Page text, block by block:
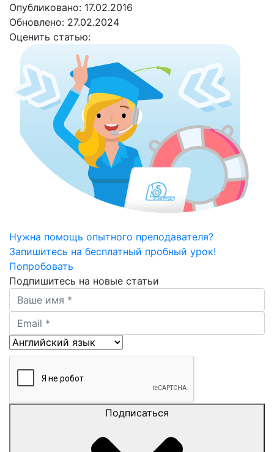
Опубликовано: 17.02.2016
Обновлено: 27.02.2024
Оценить статью:
Нужна помощь опытного преподавателя?
Запишитесь на бесплатный пробный урок!
Попробовать
Подпишитесь на новые статьи
Подписаться